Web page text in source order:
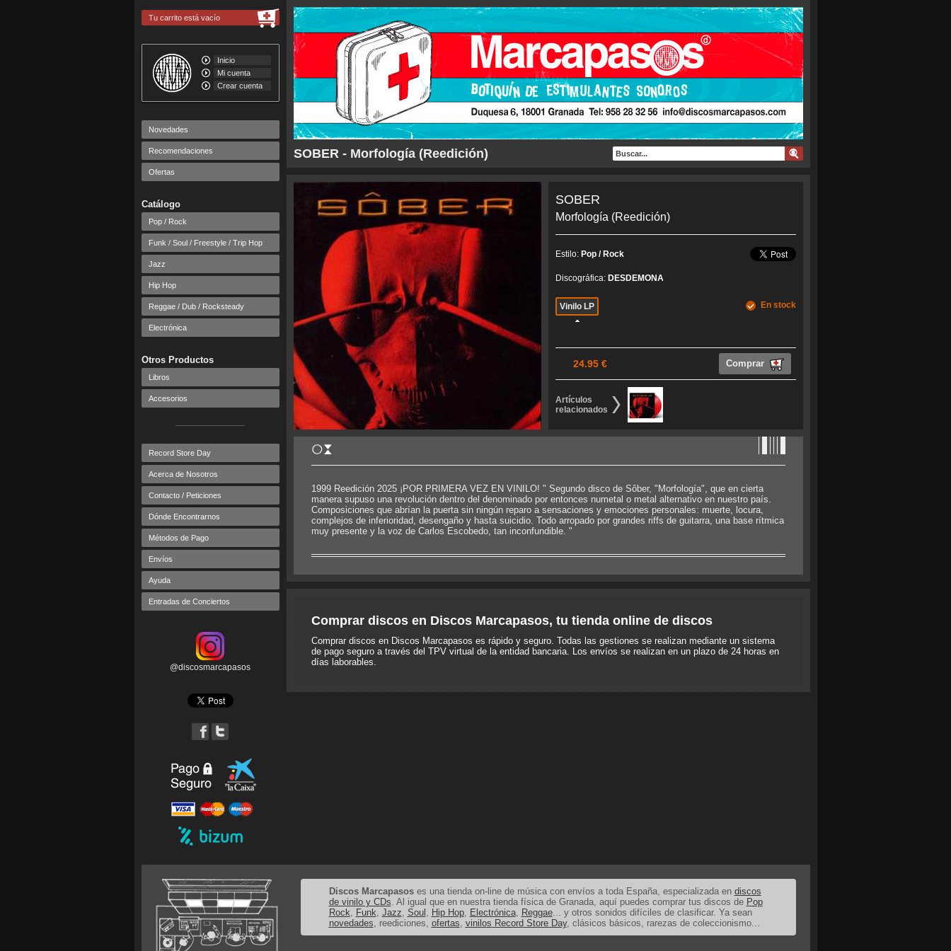
SOBER - Morfología (Reedición)
Tu carrito está vacío
Inicio
Mi cuenta
Crear cuenta
Novedades
Recomendaciones
Ofertas
Catálogo
Pop / Rock
Funk / Soul / Freestyle / Trip Hop
Jazz
Hip Hop
Reggae / Dub / Rocksteady
Electrónica
Otros Productos
Libros
Accesorios
Record Store Day
Acerca de Nosotros
Contacto / Peticiones
Dónde Encontrarnos
Métodos de Pago
Envíos
Ayuda
Entradas de Conciertos
@discosmarcapasos
SOBER
Morfología (Reedición)
Estilo: Pop / Rock
Discográfica: DESDEMONA
Vinilo LP En stock
24.95 € Comprar
Artículos
relacionados
1999 Reedición 2025 ¡POR PRIMERA VEZ EN VINILO! " Segundo disco de Sôber, "Morfología", que en cierta
manera supuso una revolución dentro del denominado por entonces numetal o metal alternativo en nuestro país.
Composiciones que abrían la puerta sin ningún reparo a sensaciones y emociones personales: muerte, locura,
complejos de inferioridad, desengaño y hasta suicidio. Todo arropado por grandes riffs de guitarra, una base rítmica
muy presente y la voz de Carlos Escobedo, tan inconfundible. "
Comprar discos en Discos Marcapasos, tu tienda online de discos
Comprar discos en Discos Marcapasos es rápido y seguro. Todas las gestiones se realizan mediante un sistema
de pago seguro a través del TPV virtual de la entidad bancaria. Los envíos se realizan en un plazo de 24 horas en
días laborables.
Discos Marcapasoses una tienda on-line de música con envíos a toda España, especializada en discos
de vinilo y CDs. Al igual que en nuestra tienda física de Granada, aquí puedes comprar tus discos de Pop
Rock, Funk, Jazz, Soul , Hip Hop, Electrónica, Reggae... y otros sonidos difíciles de clasificar. Ya sean
novedades, reediciones, ofertas, vinilos Record Store Day, clásicos básicos, rarezas de coleccionismo...